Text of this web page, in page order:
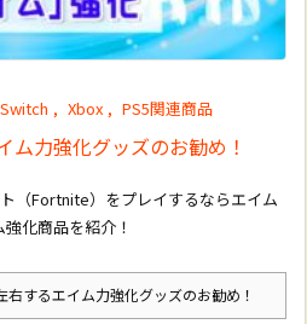
Switch , Xbox , PS5関連商品
ム力強化グッズのお勧め！
（Fortnite）をプレイするならエイム
化商品を紹介！
するエイム力強化グッズのお勧め！